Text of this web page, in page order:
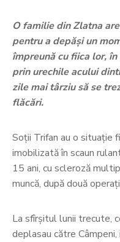
O familie din Zlatna
pentru a depăși un
împreună cu fiica lor,
prin urechile acului
zile mai târziu să se
flăcări.
Soții Trifan au o situație
imobilizată în scaun
15 ani, cu scleroză
muncă, după două
La sfîrșitul lunii trecute,
deplasau către